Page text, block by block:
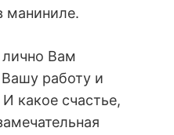
маниниле.
Вам
работу и
какое счастье,